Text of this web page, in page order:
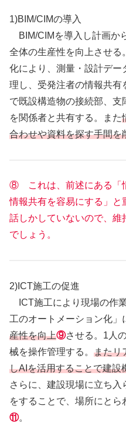
1)BIM/CIMの導入
BIM/CIMを導入し計画か
全体の生産性を向上させる
化により、測量・設計デー
理し、受発注者の情報共
で既設構造物の接続部、
を関係者と共有する。また
合わせや資料を探す手間を
⑧ これは、前述にある「
情報共有を容易にする」
話しかしていないので、維
でしょう。
2)ICT施工の促進
ICT施工により現場の作
工のオートメーション化」
産性を向上⑨させる。1人
械を操作管理する。 またリ
しAIを活用することで建設
さらに、建設現場に立ち
をすることで、場所にと
⑪。